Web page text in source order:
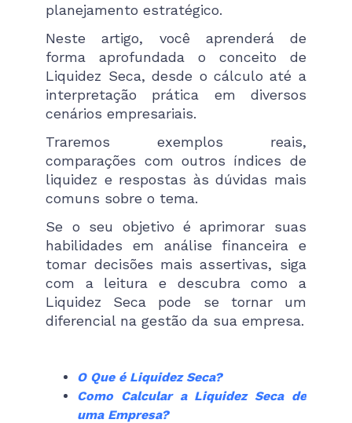
planejamento estratégico.
Neste artigo, você aprenderá de
forma aprofundada o conceito de
Liquidez Seca, desde o cálculo até a
interpretação prática em diversos
cenários empresariais.
Traremos exemplos reais,
comparações com outros índices de
liquidez e respostas às dúvidas mais
comuns sobre o tema.
Se o seu objetivo é aprimorar suas
habilidades em análise financeira e
tomar decisões mais assertivas, siga
com a leitura e descubra como a
Liquidez Seca pode se tornar um
diferencial na gestão da sua empresa.
O Que é Liquidez Seca?
Como Calcular a Liquidez Seca de
uma Empresa?